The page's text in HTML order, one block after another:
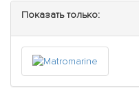
Показать только: